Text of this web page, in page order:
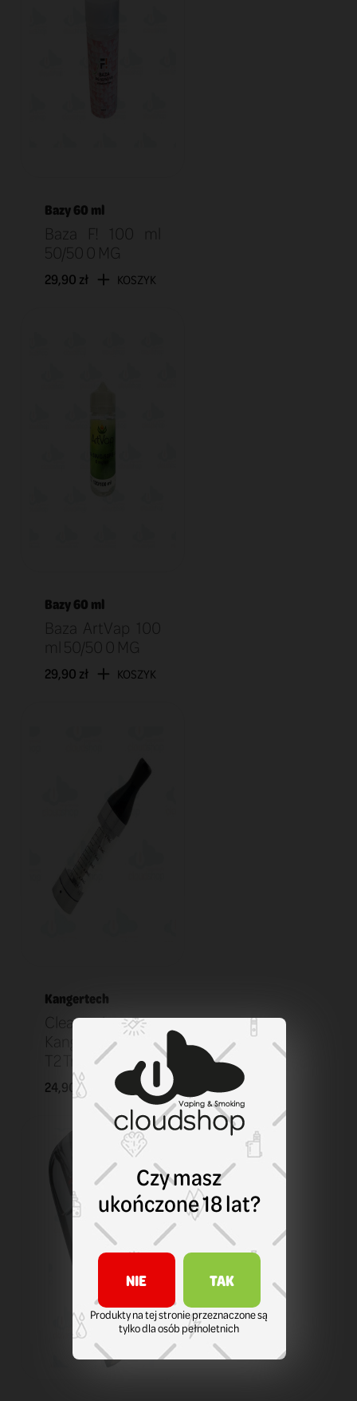
Bazy 60 ml
Baza F! 100 ml
50/50 0 MG
29,90 zł KOSZYK
Bazy 60 ml
Baza ArtVap 100
ml 50/50 0 MG
29,90 zł KOSZYK
Kangertech
Clearomizer
KangerTech EGO
T2 Transparent
24,90 zł KOSZYK
Czy masz
ukończone 18 lat?
NIE TAK
Produkty na tej stronie przeznaczone są
tylko dla osób pełnoletnich